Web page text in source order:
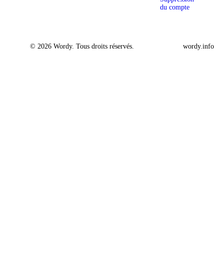
du compte
© 2026 Wordy. Tous droits réservés. wordy.info